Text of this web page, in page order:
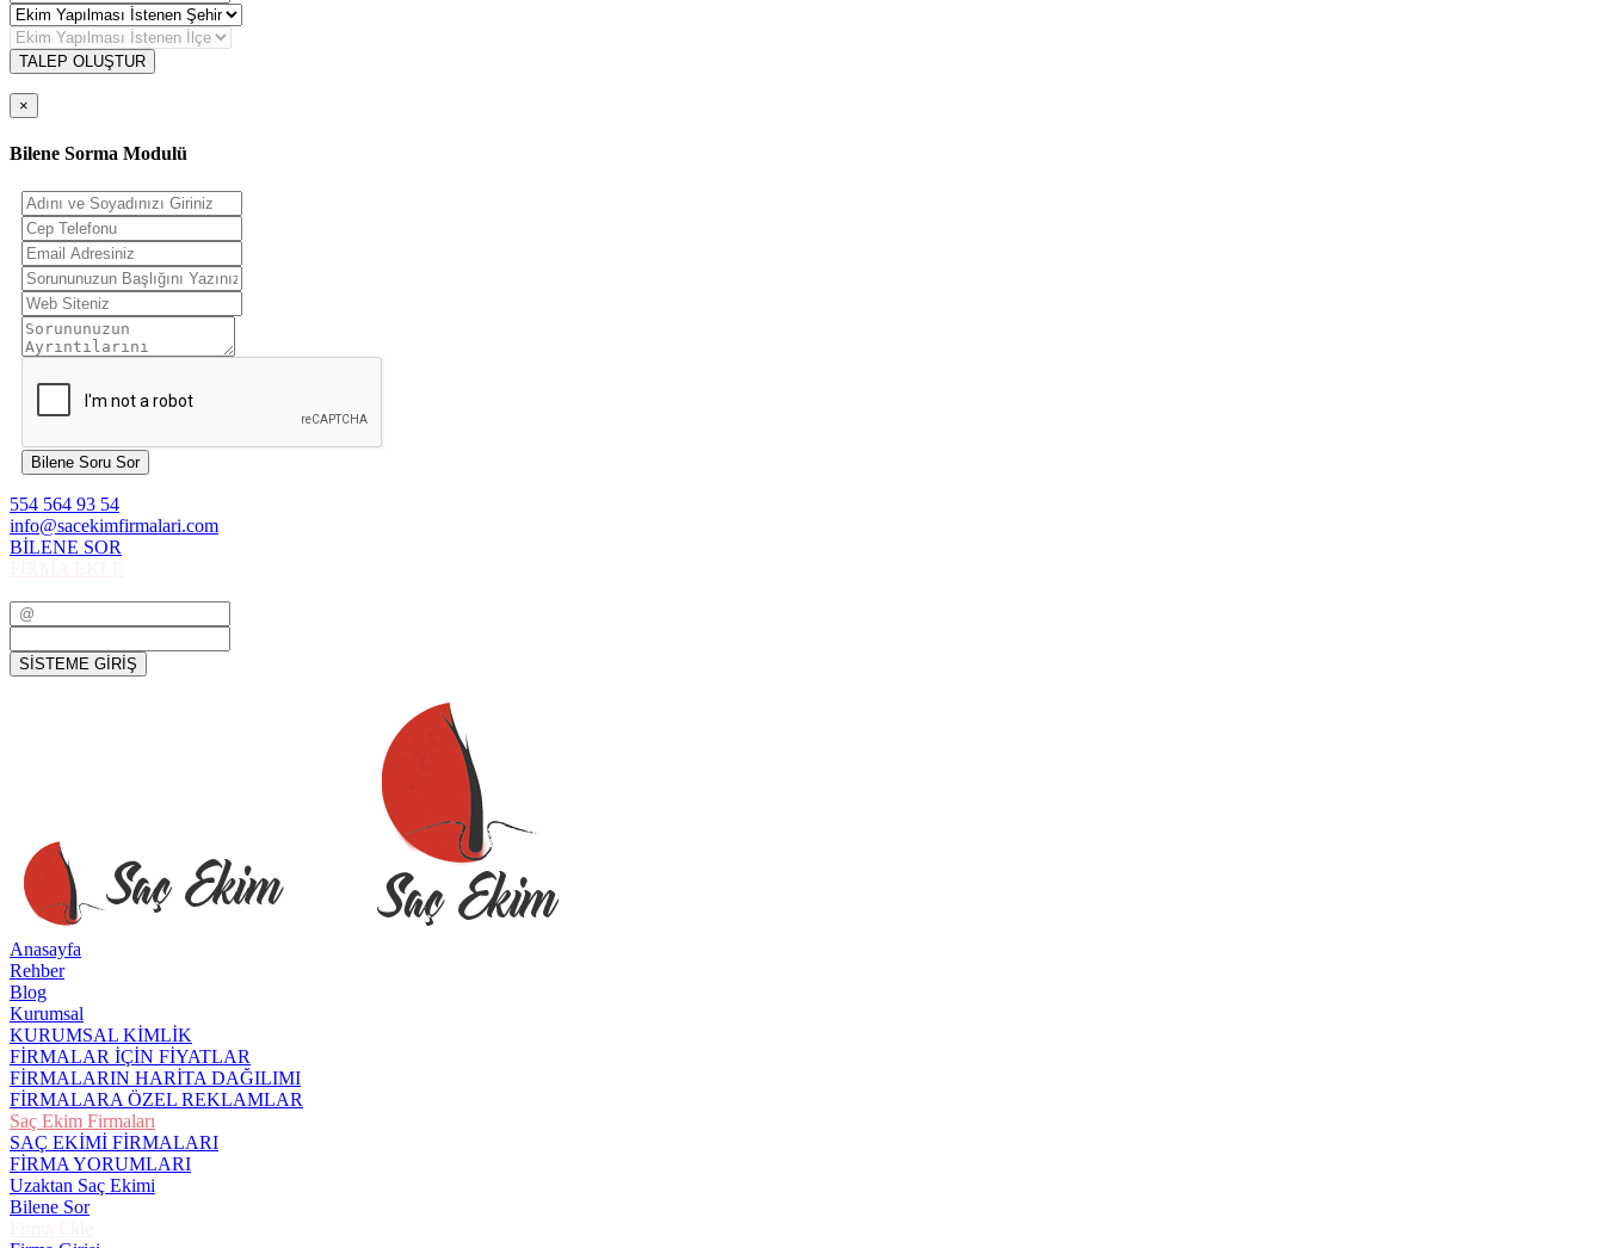
TALEP OLUŞTUR
×
Bilene Sorma Modulü
Bilene Soru Sor
554 564 93 54
info@sacekimfirmalari.com
BİLENE SOR
SİSTEME GİRİŞ
Anasayfa
Rehber
Blog
Kurumsal
KURUMSAL KİMLİK
FİRMALAR İÇİN FİYATLAR
FİRMALARIN HARİTA DAĞILIMI
FİRMALARA ÖZEL REKLAMLAR
Saç Ekim Firmaları
SAÇ EKİMİ FİRMALARI
FİRMA YORUMLARI
Uzaktan Saç Ekimi
Bilene Sor